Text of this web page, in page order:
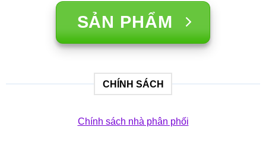
SẢN PHẨM
CHÍNH SÁCH
Chính sách nhà phân phối